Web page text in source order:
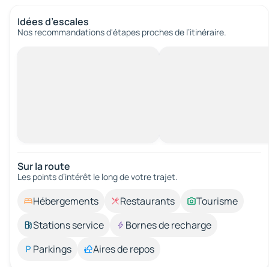
Idées d’escales
Nos recommandations d'étapes proches de l’itinéraire.
Sur la route
Les points d’intérêt le long de votre trajet.
Hébergements Restaurants
Tourisme
Stations service
Bornes de recharge
Parkings
Aires de repos